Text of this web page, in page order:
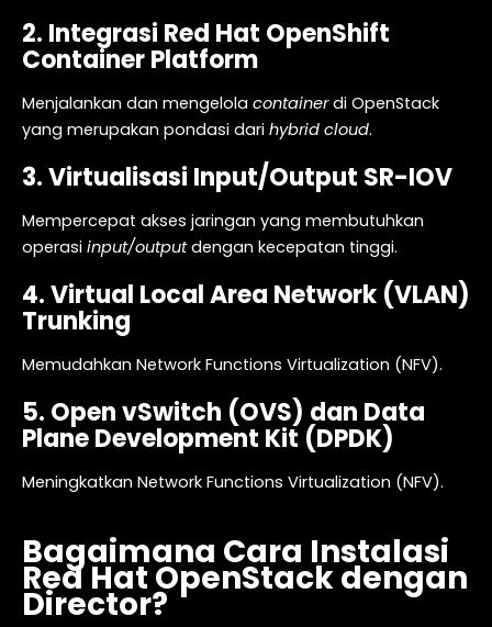
2. Integrasi Red Hat OpenShift
Container Platform
Menjalankan dan mengelola containerdi OpenStack
yang merupakan pondasi dari hybrid cloud.
3. Virtualisasi Input/Output SR-IOV
Mempercepat akses jaringan yang membutuhkan
operasi input/outputdengan kecepatan tinggi.
4. Virtual Local Area Network (VLAN)
Trunking
Memudahkan Network Functions Virtualization (NFV).
5. Open vSwitch (OVS) dan Data
Plane Development Kit (DPDK)
Meningkatkan Network Functions Virtualization (NFV).
Bagaimana Cara Instalasi
Red Hat OpenStack dengan
Director?